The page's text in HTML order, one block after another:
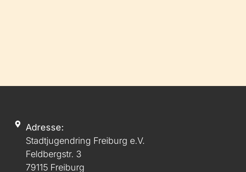
Adresse:
Stadtjugendring Freiburg e.V.
Feldbergstr. 3
79115 Freiburg